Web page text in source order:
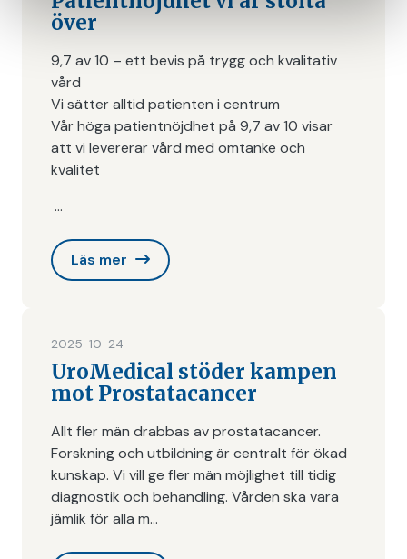
över
9,7 av 10 – ett bevis på trygg och kvalitativ
vård
Vi sätter alltid patienten i centrum
Vår höga patientnöjdhet på 9,7 av 10 visar
att vi levererar vård med omtanke och
kvalitet
…
Läs mer
2025-10-24
UroMedical stöder kampen
mot Prostatacancer
Allt fler män drabbas av prostatacancer.
Forskning och utbildning är centralt för ökad
kunskap. Vi vill ge fler män möjlighet till tidig
diagnostik och behandling. Vården ska vara
jämlik för alla m…